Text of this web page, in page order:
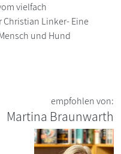
vielfach
Linker- Eine
und Hund
empfohlen von:
Martina Braunwarth